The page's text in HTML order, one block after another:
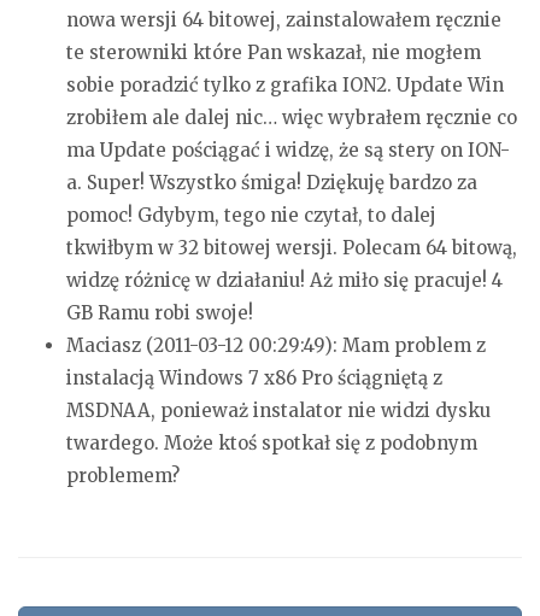
nowa wersji 64 bitowej, zainstalowałem ręcznie
te sterowniki które Pan wskazał, nie mogłem
sobie poradzić tylko z grafika ION2. Update Win
zrobiłem ale dalej nic… więc wybrałem ręcznie co
ma Update pościągać i widzę, że są stery on ION-
a. Super! Wszystko śmiga! Dziękuję bardzo za
pomoc! Gdybym, tego nie czytał, to dalej
tkwiłbym w 32 bitowej wersji. Polecam 64 bitową,
widzę różnicę w działaniu! Aż miło się pracuje! 4
GB Ramu robi swoje!
Maciasz (2011-03-12 00:29:49): Mam problem z
instalacją Windows 7 x86 Pro ściągniętą z
MSDNAA, ponieważ instalator nie widzi dysku
twardego. Może ktoś spotkał się z podobnym
problemem?